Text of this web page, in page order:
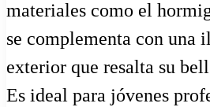
materiales como el
se complementa con una
exterior que resalta su
Es ideal para jóvenes